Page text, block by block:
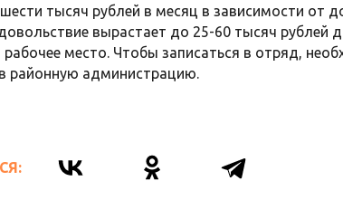
тысяч рублей в месяц в зависимости от
вырастает до 25-60 тысяч рублей
рабочее место. Чтобы записаться в отряд,
районную администрацию.